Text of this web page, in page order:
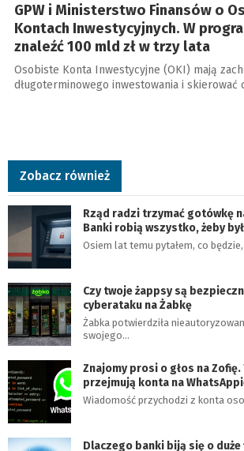
GPW i Ministerstwo Finansów o
Kontach Inwestycyjnych. W
znaleźć 100 mld zł w trzy lata
Osobiste Konta Inwestycyjne (OKI) mają
długoterminowego inwestowania i skierować
Zobacz również
Rząd radzi trzymać gotówkę
Banki robią wszystko, żeby
Osiem lat temu pytałem, co
Czy twoje żappsy są
cyberataku na Żabkę
Żabka potwierdziła
swojego…
Znajomy prosi o głos na Zofię.
przejmują konta na
Wiadomość przychodzi z konta
Dlaczego banki biją się o duże